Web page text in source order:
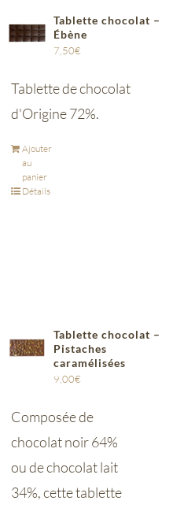
Tablette chocolat –
Ébène
7,50€
Tablette de chocolat
d'Origine 72%.
Ajouter
au
panier
Détails
Tablette chocolat –
Pistaches
caramélisées
9,00€
Composée de
chocolat noir 64%
ou de chocolat lait
34%, cette tablette